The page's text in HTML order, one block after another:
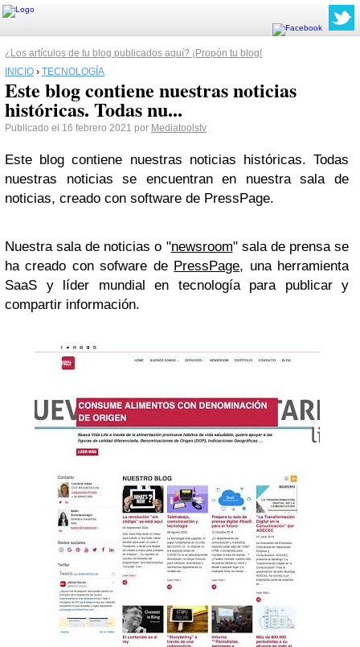
¿Los artículos de tu blog publicados aquí? ¡Propón tu blog!
INICIO › TECNOLOGÍA
Este blog contiene nuestras noticias
históricas. Todas nu...
Publicado el 16 febrero 2021 por Mediatoolstv
Este blog contiene nuestras noticias históricas. Todas
nuestras noticias se encuentran en nuestra sala de
noticias, creado con software de PressPage.
Nuestra sala de noticias o "newsroom" sala de prensa se
ha creado con sofware de PressPage, una herramienta
SaaS y líder mundial en tecnología para publicar y
compartir información.